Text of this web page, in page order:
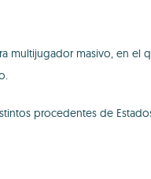
multijugador masivo, en el
procedentes de